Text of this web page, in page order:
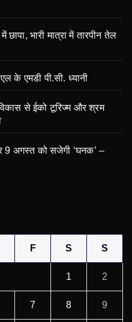
भारी मात्रा में तारपीन तेल
के एमडी पी.सी. ध्यानी
से ईको टूरिज्म और श्रम
9 अगस्त को सजेगी ‘घनक’ –
F S S
1 2
7 8 9